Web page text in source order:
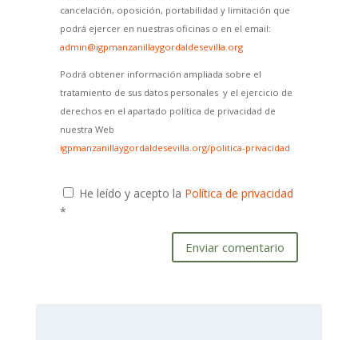
cancelación, oposición, portabilidad y limitación que
podrá ejercer en nuestras oficinas o en el email:
admin@igpmanzanillaygordaldesevilla.org
Podrá obtener información ampliada sobre el
tratamiento de sus datos personales y el ejercicio de
derechos en el apartado política de privacidad de
nuestra Web
igpmanzanillaygordaldesevilla.org/politica-privacidad
He leído y acepto la Política de privacidad
*
Enviar comentario